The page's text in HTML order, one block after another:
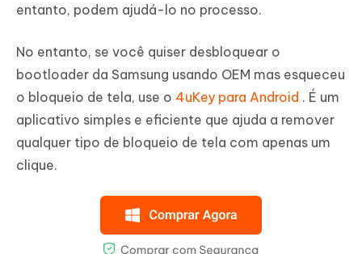
entanto, podem ajudá-lo no processo.
No entanto, se você quiser desbloquear o
bootloader da Samsung usando OEM mas esqueceu
o bloqueio de tela, use o 4uKey para Android . É um
aplicativo simples e eficiente que ajuda a remover
qualquer tipo de bloqueio de tela com apenas um
clique.